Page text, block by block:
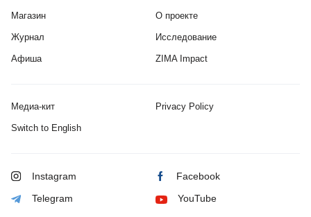
Магазин
Журнал
Афиша
О проекте
Исследование
ZIMA Impact
Медиа-кит Privacy Policy
Switch to English
Instagram Facebook
Telegram YouTube